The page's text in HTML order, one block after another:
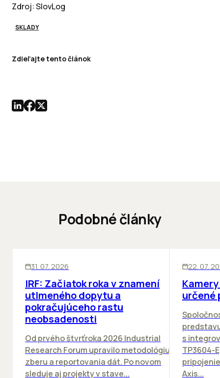
Zdroj: SlovLog
SKLADY
Zdieľajte tento článok
Podobné články
31. 07. 2026
IRF: Začiatok roka v znamení
utlmeného dopytu a
pokračujúceho rastu
neobsadenosti
Od prvého štvrťroka 2026 Industrial
Research Forum upravilo metodológiu
zberu a reportovania dát. Po novom
sleduje aj projekty v stave...
22. 07.
určené
s
TP3604-
Axis...